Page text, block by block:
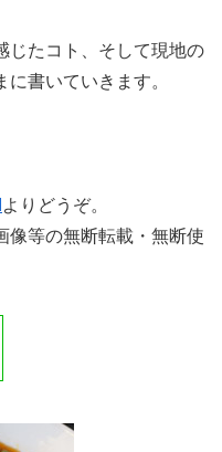
じたコト、そして現地の
書いていきます。
よりどうぞ。
等の無断転載・無断使